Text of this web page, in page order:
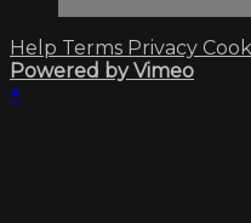
Help Terms Privacy
Powered by Vimeo
×